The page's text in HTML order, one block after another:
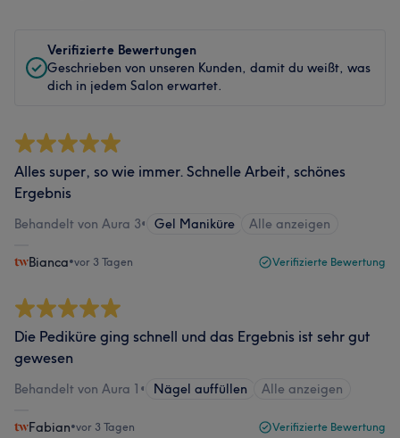
Verifizierte Bewertungen
Geschrieben von unseren Kunden, damit du weißt, was
dich in jedem Salon erwartet.
Alles super, so wie immer. Schnelle Arbeit, schönes
Ergebnis
Behandelt von Aura 3• Gel Maniküre Alle anzeigen
Bianca•vor 3 Tagen Verifizierte Bewertung
Die Pediküre ging schnell und das Ergebnis ist sehr gut
gewesen
Behandelt von Aura 1 • Nägel auffüllen Alle anzeigen
Fabian•vor 3 Tagen Verifizierte Bewertung